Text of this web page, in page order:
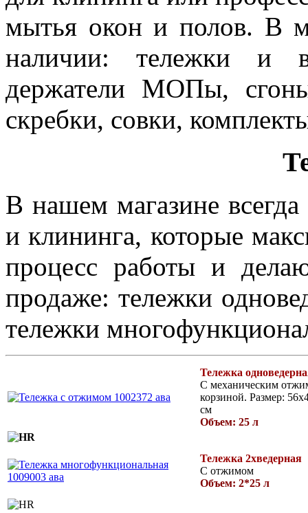
мытья окон и полов. В
наличии: тележки и
держатели МОПы,
скребки, совки,
В нашем магазине
и клининга, которые
процесс работы и
продаже: тележки
тележки
Тележка
С механическим
корзиной. Размер:
см
Объем: 25 л
Тележка 2хведерная
С отжимом
Объем: 2*25 л